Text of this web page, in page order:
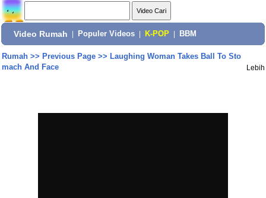
Video Rumah Populer Videos K-POP BBM
Rumah>> Previous Page>> Laughing Woman Takes Ball To Sto
mach And Face
Lebih